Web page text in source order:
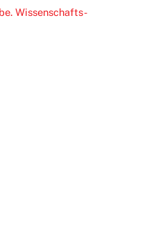
Wissenschafts-